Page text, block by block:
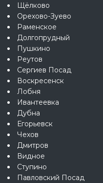
Щёлково
Орехово-Зуево
Раменское
Долгопрудный
Пушкино
Реутов
Сергиев Посад
Воскресенск
Лобня
Ивантеевка
Дубна
Егорьевск
Чехов
Дмитров
Видное
Ступино
Павловский Посад